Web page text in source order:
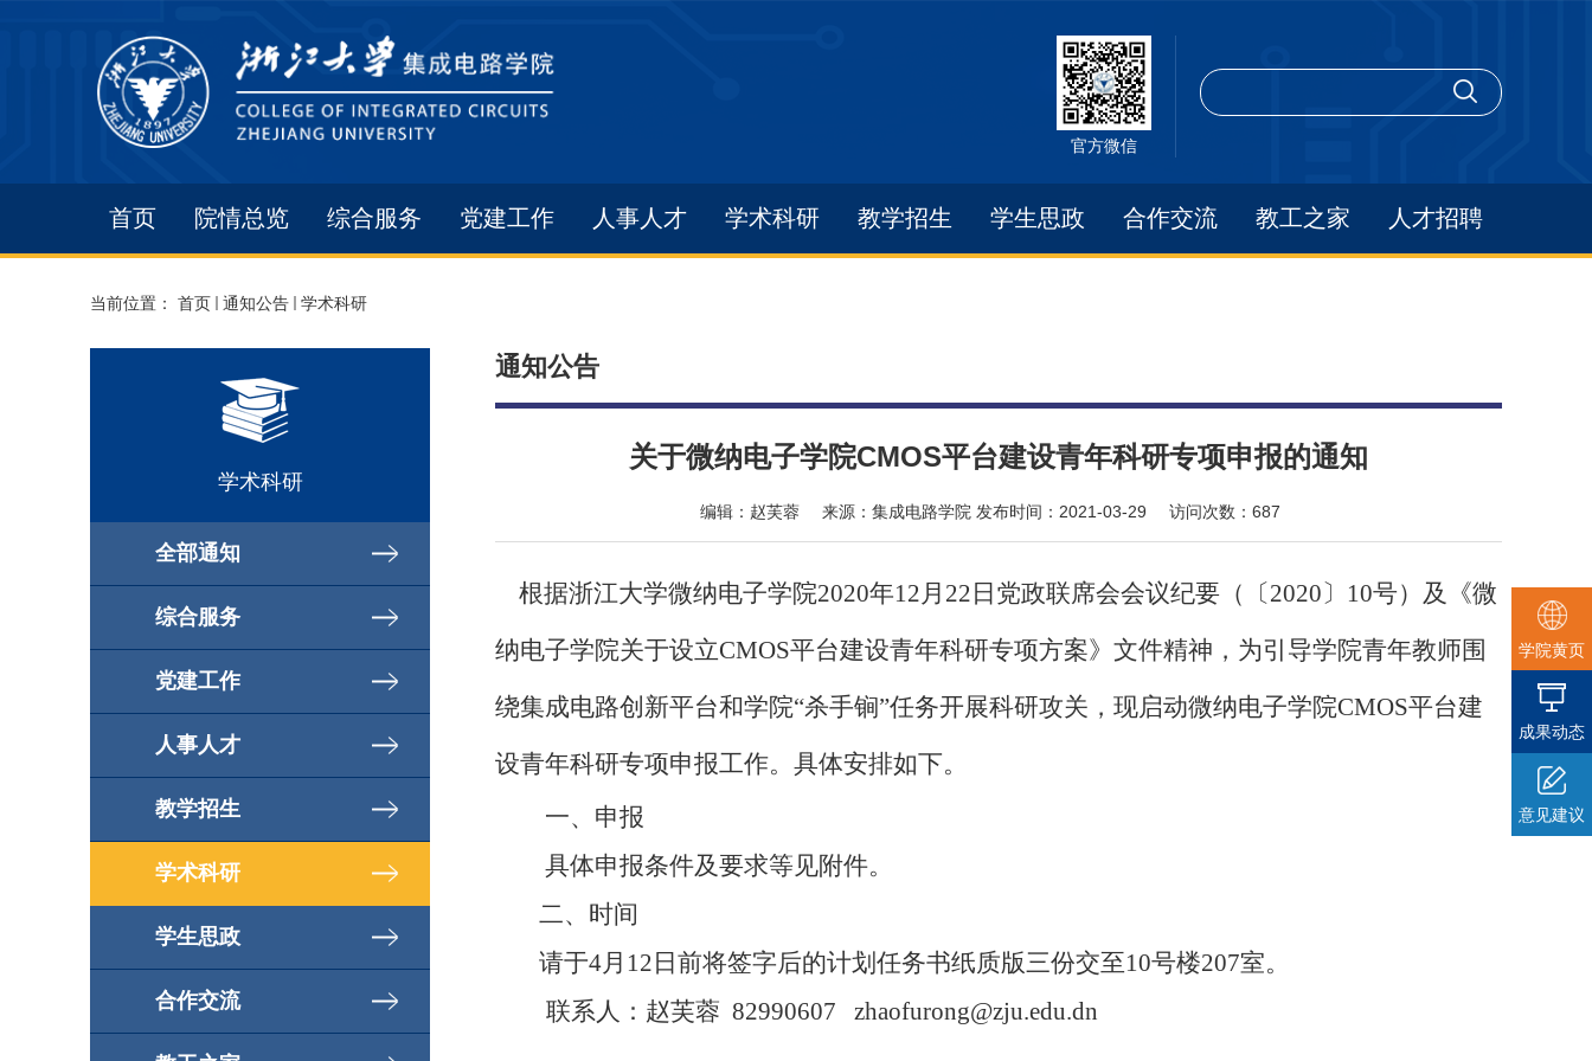
官方微信
首页 院情总览 综合服务 党建工作 人事人才 学术科研 教学招生 学生思政 合作交流 教工之家 人才招聘
当前位置： 首页 通知公告 学术科研
学术科研
全部通知
综合服务
党建工作
人事人才
教学招生
学术科研
学生思政
合作交流
通知公告
关于微纳电子学院CMOS平台建设青年科研专项申报的通知
编辑： 赵芙蓉 来源： 集成电路学院 发布时间： 2021-03-29 访问次数： 687
根据浙江大学微纳电子学院2020年12月 22 日党政联席会会议纪要（〔2020〕 10号）及《微
纳电子学院关于设立CMOS平台建设青年科研专项方案》文件精神，为引导学院青年教师围
绕集成电路创新平台和学院“杀手锏”任务开展科研攻关，现启动微纳电子学院CMOS平台建
设青年科研专项申报工作。具体安排如下。
一、申报
具体申报条件及要求等见附件。
二、时间
请于4月 12 日前将签字后的计划任务书纸质版三份交至10号楼207室。
联系人：赵芙蓉82990607zhaofurong@zju.edu.dn
学院黄页
成果动态
意见建议